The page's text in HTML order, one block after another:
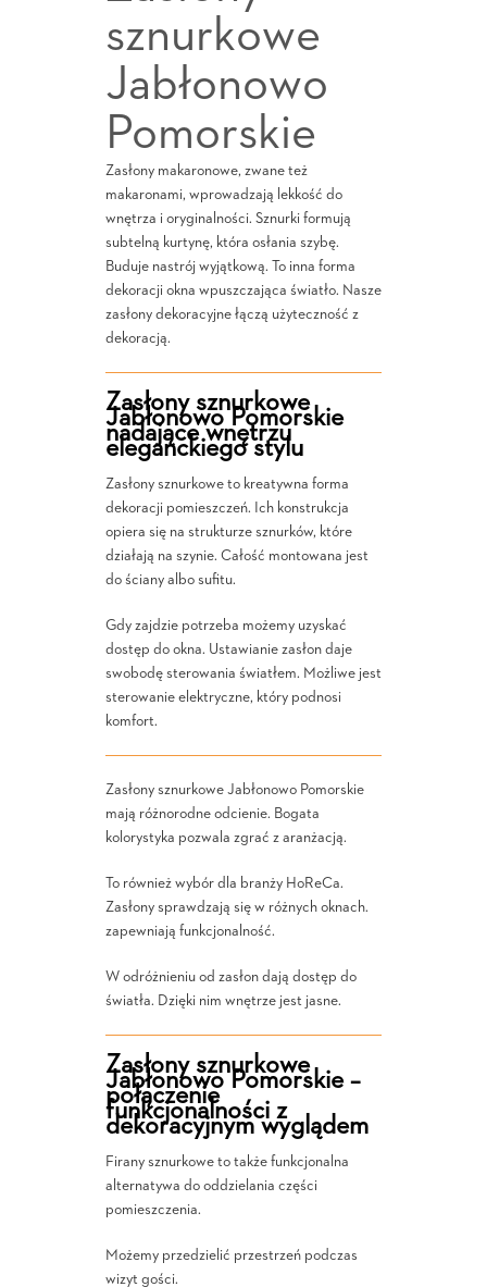
sznurkowe
Jabłonowo
Pomorskie
Zasłony makaronowe, zwane też
makaronami, wprowadzają lekkość do
wnętrza i oryginalności. Sznurki formują
subtelną kurtynę, która osłania szybę.
Buduje nastrój wyjątkową. To inna forma
dekoracji okna wpuszczająca światło. Nasze
zasłony dekoracyjne łączą użyteczność z
dekoracją.
Zasłony sznurkowe
Jabłonowo Pomorskie
nadające wnętrzu
eleganckiego stylu
Zasłony sznurkowe to kreatywna forma
dekoracji pomieszczeń. Ich konstrukcja
opiera się na strukturze sznurków, które
działają na szynie. Całość montowana jest
do ściany albo sufitu.
Gdy zajdzie potrzeba możemy uzyskać
dostęp do okna. Ustawianie zasłon daje
swobodę sterowania światłem. Możliwe jest
sterowanie elektryczne, który podnosi
komfort.
Zasłony sznurkowe Jabłonowo Pomorskie
mają różnorodne odcienie. Bogata
kolorystyka pozwala zgrać z aranżacją.
To również wybór dla branży HoReCa.
Zasłony sprawdzają się w różnych oknach.
zapewniają funkcjonalność.
W odróżnieniu od zasłon dają dostęp do
światła. Dzięki nim wnętrze jest jasne.
Zasłony sznurkowe
Jabłonowo Pomorskie –
połączenie
funkcjonalności z
dekoracyjnym wyglądem
Firany sznurkowe to także funkcjonalna
alternatywa do oddzielania części
pomieszczenia.
Możemy przedzielić przestrzeń podczas
wizyt gości.